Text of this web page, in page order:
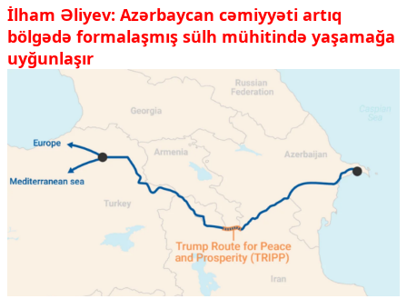
İlham Əliyev: Azərbaycan cəmiyyəti artıq
bölgədə formalaşmış sülh mühitində yaşamağa
uyğunlaşır